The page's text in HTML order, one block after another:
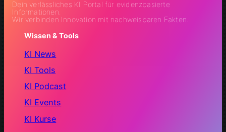
Dein verlässliches KI Portal für evidenzbasierte
Informationen.
Wir verbinden Innovation mit nachweisbaren Fakten.
Wissen & Tools
KI News
KI Tools
KI Podcast
KI Events
KI Kurse